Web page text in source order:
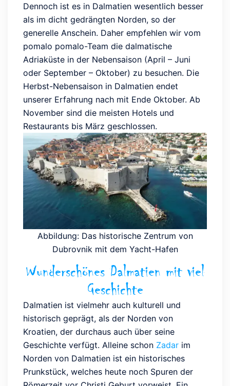
Dennoch ist es in Dalmatien wesentlich besser
als im dicht gedrängten Norden, so der
generelle Anschein. Daher empfehlen wir vom
pomalo pomalo-Team die dalmatische
Adriaküste in der Nebensaison (April – Juni
oder September – Oktober) zu besuchen. Die
Herbst-Nebensaison in Dalmatien endet
unserer Erfahrung nach mit Ende Oktober. Ab
November sind die meisten Hotels und
Restaurants bis März geschlossen.
Abbildung: Das historische Zentrum von
Dubrovnik mit dem Yacht-Hafen
Wunderschönes Dalmatien mit viel
Geschichte
Dalmatien ist vielmehr auch kulturell und
historisch geprägt, als der Norden von
Kroatien, der durchaus auch über seine
Geschichte verfügt. Alleine schon Zadar im
Norden von Dalmatien ist ein historisches
Prunkstück, welches heute noch Spuren der